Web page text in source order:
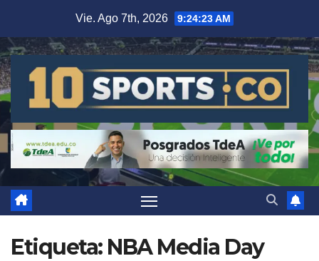
Vie. Ago 7th, 2026 9:24:24 AM
Etiqueta: NBA Media Day